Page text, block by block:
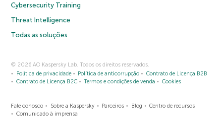
Cybersecurity Training
Threat Intelligence
Todas as soluções
© 2026 AO Kaspersky Lab. Todos os direitos reservados.
Política de privacidade
Política de anticorrupção
Contrato de Licença B2B
Contrato de Licença B2C
Termos e condições de venda Cookies
Fale conosco Sobre a Kaspersky Parceiros Blog
Centro de recursos
Comunicado à imprensa